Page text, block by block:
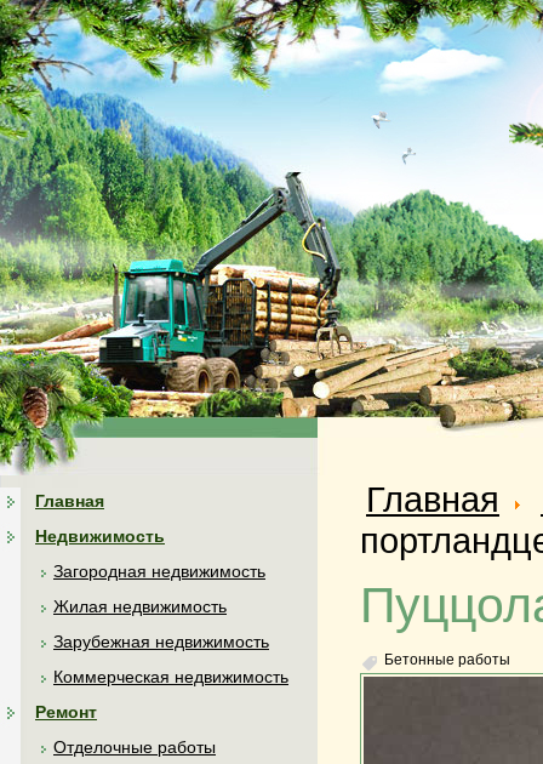
Главная
Недвижимость
Загородная недвижимость
Жилая недвижимость
Зарубежная недвижимость
Коммерческая недвижимость
Ремонт
Отделочные работы
Главная
Бетонные работы